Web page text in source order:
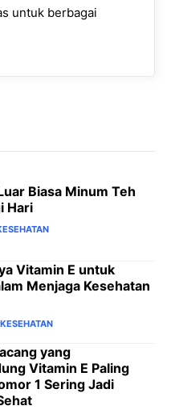
untuk berbagai
Biasa Minum Teh
Hari
Vitamin E untuk
Menjaga Kesehatan
KESEHATAN
yang
Vitamin E Paling
1 Sering Jadi